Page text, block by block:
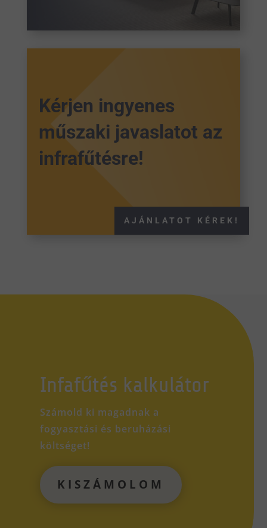
Kérjen ingyenes
műszaki javaslatot az
infrafűtésre!
AJÁNLATOT KÉREK!
Infafűtés kalkulátor
Számold ki magadnak a
fogyasztási és beruházási
költséget!
KISZÁMOLOM